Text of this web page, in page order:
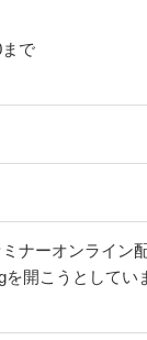
で
ナーオンライン
を開こうとして